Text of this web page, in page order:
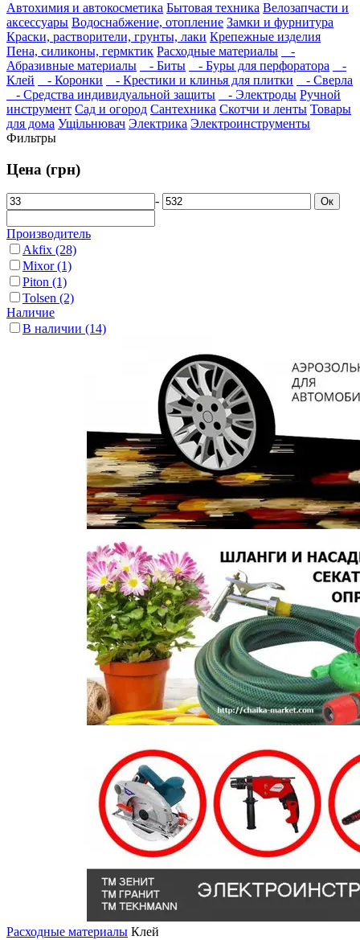
Автохимия и автокосметика Бытовая техника Велозапчасти и
аксессуары Водоснабжение, отопление Замки и фурнитура
Краски, растворители, грунты, лаки Крепежные изделия
Пена, силиконы, гермктик Расходные материалы
-
Абразивные материалы
- Биты - Буры для перфоратора
-
Клей
- Коронки - Крестики и клинья для плитки
- Сверла
- Средства индивидуальной защиты
- Электроды Ручной
инструмент Сад и огород Сантехника Скотчи и ленты Товары
для дома Ущільнювач Электрика Электроинструменты
Фильтры
Цена (грн)
- Ок
Производитель
Akfix (28)
Mixor(1)
Piton (1)
Tolsen (2)
Наличие
В наличии (14)
Расходные материалы Клей